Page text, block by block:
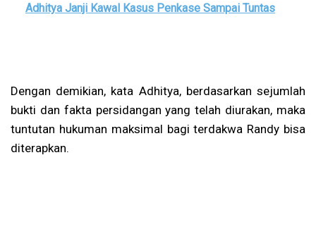
Adhitya Janji Kawal Kasus Penkase Sampai Tuntas
Dengan demikian, kata Adhitya, berdasarkan sejumlah
bukti dan fakta persidangan yang telah diurakan, maka
tuntutan hukuman maksimal bagi terdakwa Randy bisa
diterapkan.